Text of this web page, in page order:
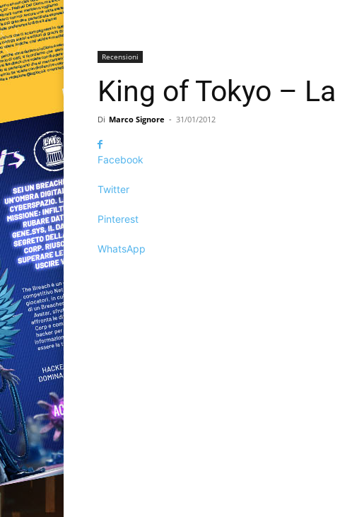
Recensioni
King of Tokyo –
Di Marco Signore - 31/01/2012
Facebook
Twitter
Pinterest
WhatsApp